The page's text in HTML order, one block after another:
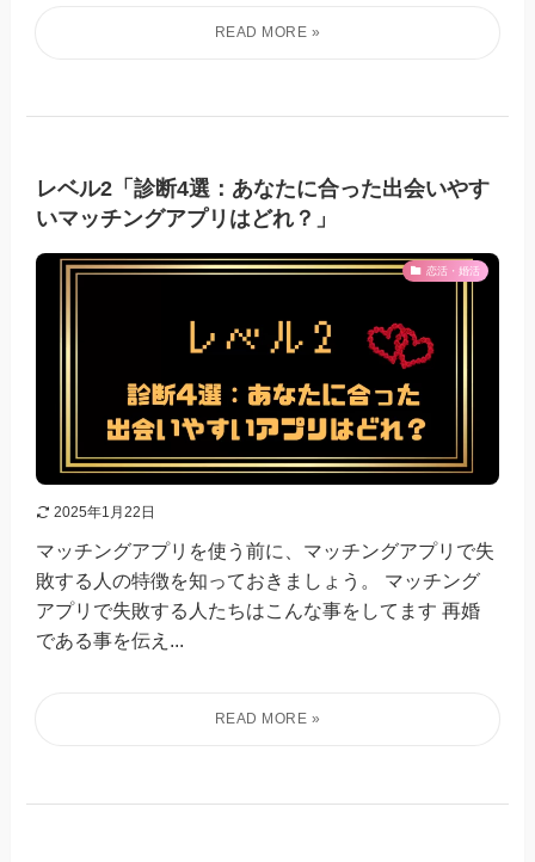
レベル2「診断4選：あなたに合った出会いやす
いマッチングアプリはどれ？」
恋活・婚活
2025年1月22日
マッチングアプリを使う前に、マッチングアプリで失
敗する人の特徴を知っておきましょう。 マッチング
アプリで失敗する人たちはこんな事をしてます 再婚
である事を伝え...